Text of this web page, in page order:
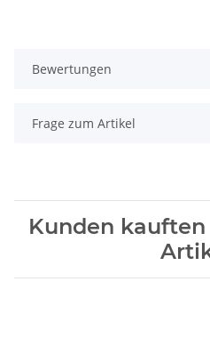
Bewertungen
Frage zum Artikel
Kunden